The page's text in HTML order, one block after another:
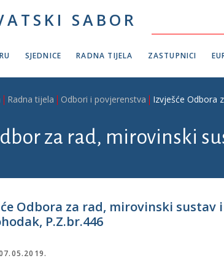
SABOR
SJEDNICE RADNA TIJELA ZASTUPNICI
Radna tijela Odbori i povjerenstva Izvješće Odbora
za rad, mirovinski
Odbora za rad, mirovinski
P.Z.br.446